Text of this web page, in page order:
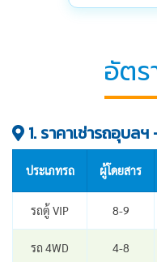
อัตร
1. ราคาเช่ารถอุบล
ประเภทรถ ผู้โดยสาร
รถตู้ VIP 8-9
รถ 4WD 4-8